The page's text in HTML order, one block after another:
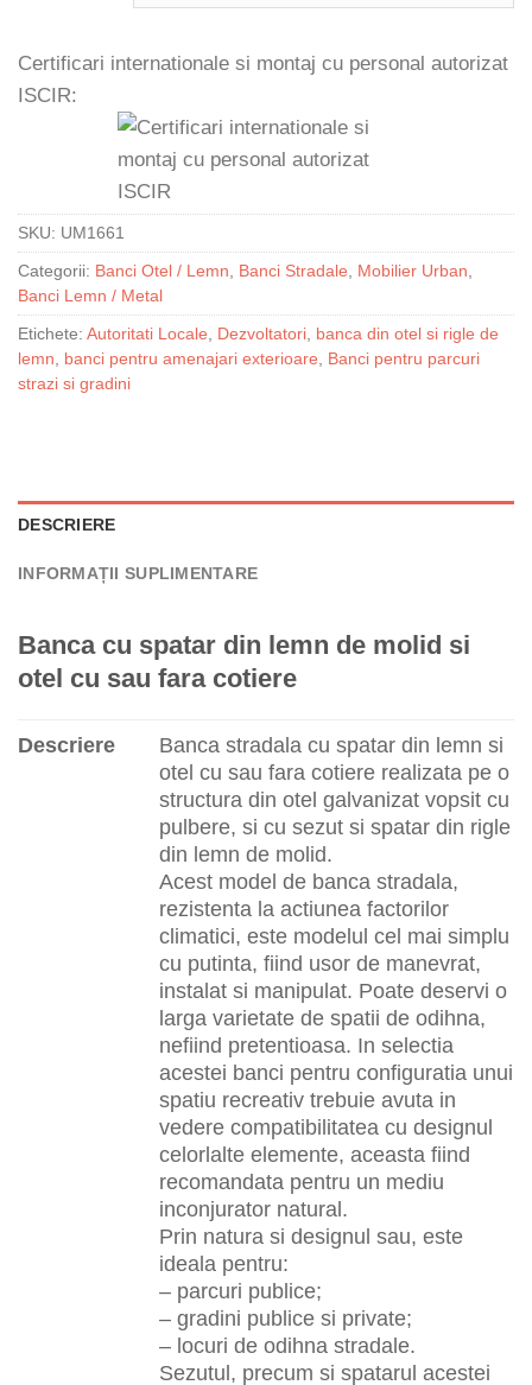
Certificari internationale si montaj cu personal autorizat
ISCIR:
SKU: UM1661
Categorii: Banci Otel / Lemn Banci Stradale Mobilier Urban
Banci Lemn / Metal
Etichete: Autoritati Locale Dezvoltatori banca din otel si rigle de
lemn
banci pentru amenajari exterioare
Banci pentru parcuri
strazi si gradini
DESCRIERE
INFORMAȚII SUPLIMENTARE
Banca cu spatar din lemn de molid si
otel cu sau fara cotiere
Descriere
Banca stradala cu spatar din lemn si
otel cu sau fara cotiere realizata pe o
structura din otel galvanizat vopsit cu
pulbere, si cu sezut si spatar din rigle
din lemn de molid.
Acest model de banca stradala,
rezistenta la actiunea factorilor
climatici, este modelul cel mai simplu
cu putinta, fiind usor de manevrat,
instalat si manipulat. Poate deservi o
larga varietate de spatii de odihna,
nefiind pretentioasa. In selectia
acestei banci pentru configuratia unui
spatiu recreativ trebuie avuta in
vedere compatibilitatea cu designul
celorlalte elemente, aceasta fiind
recomandata pentru un mediu
inconjurator natural.
Prin natura si designul sau, este
ideala pentru:
– parcuri publice;
– gradini publice si private;
– locuri de odihna stradale.
Sezutul, precum si spatarul acestei